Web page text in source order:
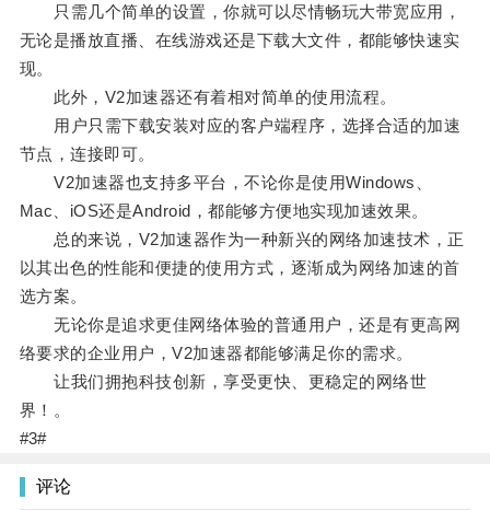
只需几个简单的设置，你就可以尽情畅玩大带宽应用，
无论是播放直播、在线游戏还是下载大文件，都能够快速实
现。
此外，V2加速器还有着相对简单的使用流程。
用户只需下载安装对应的客户端程序，选择合适的加速
节点，连接即可。
V2加速器也支持多平台，不论你是使用Windows、
Mac、iOS还是Android，都能够方便地实现加速效果。
总的来说，V2加速器作为一种新兴的网络加速技术，正
以其出色的性能和便捷的使用方式，逐渐成为网络加速的首
选方案。
无论你是追求更佳网络体验的普通用户，还是有更高网
络要求的企业用户，V2加速器都能够满足你的需求。
让我们拥抱科技创新，享受更快、更稳定的网络世
界！。
#3#
评论